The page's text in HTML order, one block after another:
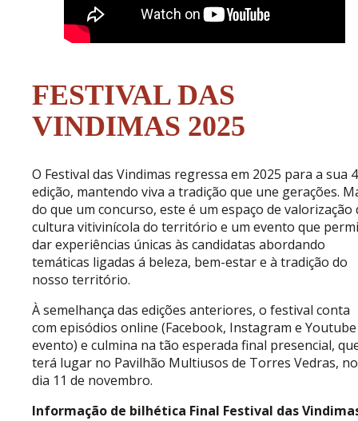
FESTIVAL DAS
VINDIMAS 2025
O Festival das Vindimas regressa em 2025 para a sua
edição, mantendo viva a tradição que une gerações.
do que um concurso, este é um espaço de valorização
cultura vitivinícola do território e um evento que
dar experiências únicas às candidatas abordando
temáticas ligadas á beleza, bem-estar e à tradição do
nosso território.
À semelhança das edições anteriores, o festival conta
com episódios online (Facebook, Instagram e
evento) e culmina na tão esperada final presencial,
terá lugar no Pavilhão Multiusos de Torres Vedras, no
dia 11 de novembro.
Informação de bilhética Final Festival das